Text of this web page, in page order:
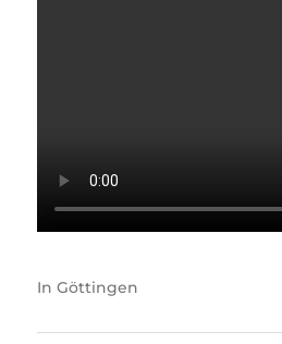
In Göttingen